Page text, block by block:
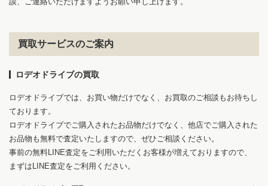
買取サービスのご案内
ロデオドライブの買取
ロデオドライブでは、お買い物だけでなく、お買取のご相談もお待ちし
ております。
ロデオドライブでご購入されたお品物だけでなく、他店でご購入された
お品物も無料で査定いたしますので、ぜひご相談ください。
事前の無料LINE査定をご利用いただくお客様が増えておりますので、
まずはLINE査定をご利用ください。